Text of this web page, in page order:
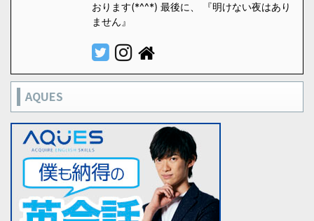
おります(*^^*) 最後に、 『明けない夜はあり
ません』
AQUES